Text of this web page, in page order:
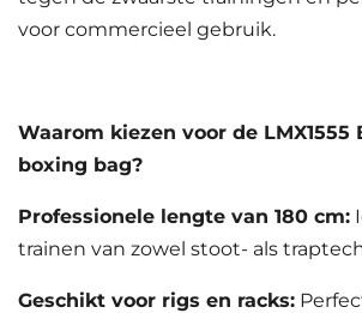
voor commercieel gebruik.
Waarom kiezen voor de LMX1555
boxing bag?
Professionele lengte van 180 cm:
trainen van zowel stoot- als
Geschikt voor rigs en racks: